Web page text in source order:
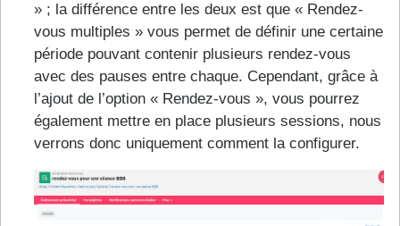
» ; la différence entre les deux est que « Rendez-
vous multiples » vous permet de définir une certaine
période pouvant contenir plusieurs rendez-vous
avec des pauses entre chaque. Cependant, grâce à
l’ajout de l’option « Rendez-vous », vous pourrez
également mettre en place plusieurs sessions, nous
verrons donc uniquement comment la configurer.